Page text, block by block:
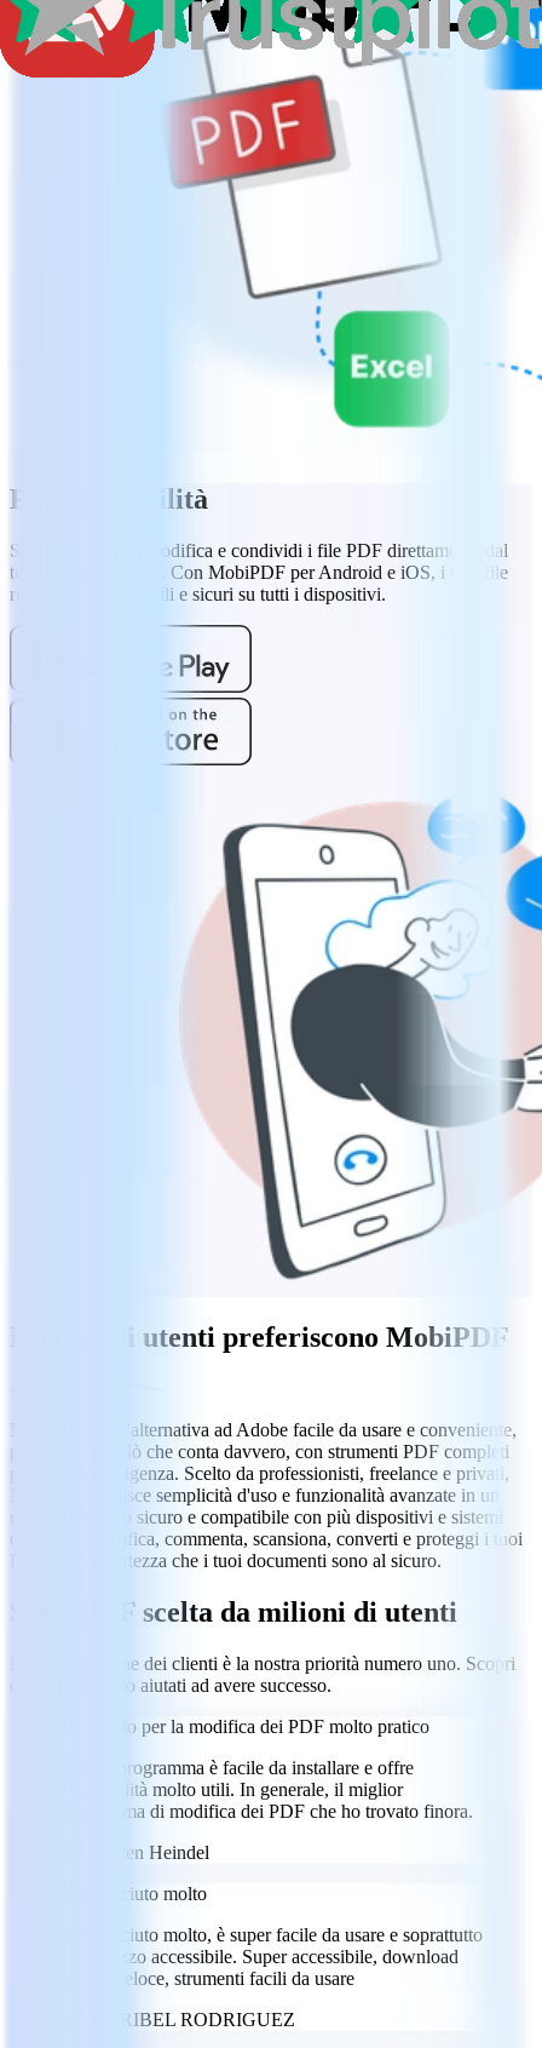
PDF in mobilità
Scansiona, firma, modifica e condividi i file PDF direttamente dal
tuo telefono o tablet. Con MobiPDF per Android e iOS, i tuoi file
rimangono accessibili e sicuri su tutti i dispositivi.
Perché gli utenti preferiscono MobiPDF
MobiPDF è un’alternativa ad Adobe facile da usare e conveniente,
progettata per ciò che conta davvero, con strumenti PDF completi
per qualsiasi esigenza. Scelto da professionisti, freelance e privati,
MobiPDF riunisce semplicità d'uso e funzionalità avanzate in un
unico strumento sicuro e compatibile con più dispositivi e sistemi
operativi. Modifica, commenta, scansiona, converti e proteggi i tuoi
PDF, con la certezza che i tuoi documenti sono al sicuro.
Suite PDF scelta da milioni di utenti
La soddisfazione dei clienti è la nostra priorità numero uno. Scopri
come li abbiamo aiutati ad avere successo.
Strumento per la modifica dei PDF molto pratico
Questo programma è facile da installare e offre
funzionalità molto utili. In generale, il miglior
programma di modifica dei PDF che ho trovato finora.
Goeren Heindel
Mi è piaciuto molto
Mi è piaciuto molto, è super facile da usare e soprattutto
a un prezzo accessibile. Super accessibile, download
dei file veloce, strumenti facili da usare
MARIBEL RODRIGUEZ